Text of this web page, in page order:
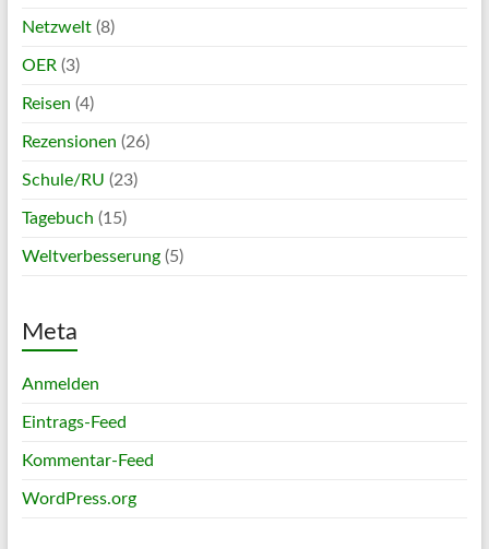
Netzwelt(8)
OER (3)
Reisen (4)
Rezensionen (26)
Schule/RU (23)
Tagebuch (15)
Weltverbesserung(5)
Meta
Anmelden
Eintrags-Feed
Kommentar-Feed
WordPress.org